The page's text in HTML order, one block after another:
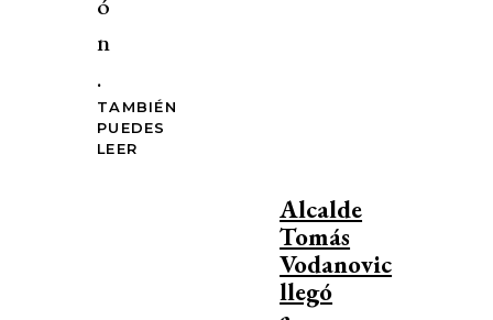
n
.
TAMBIÉN
PUEDES
LEER
Alcalde
Tomás
Vodanovic
llegó